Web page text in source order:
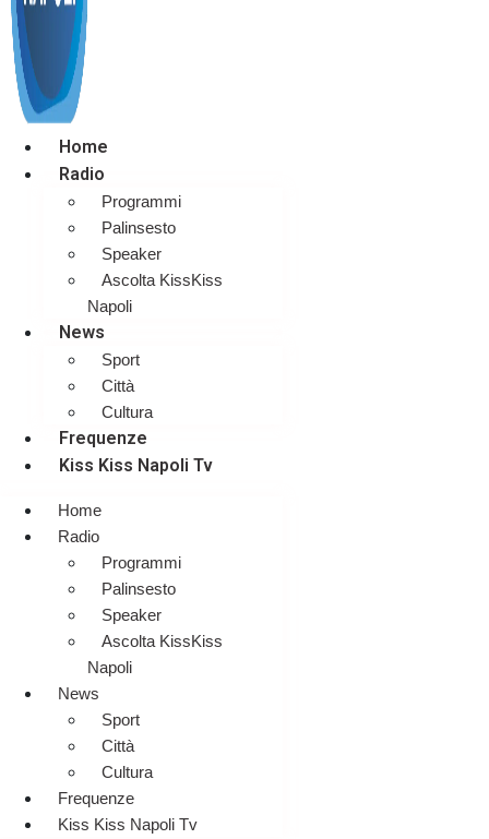
Home
Radio
Programmi
Palinsesto
Speaker
Ascolta KissKiss
Napoli
News
Sport
Città
Cultura
Frequenze
Kiss Kiss Napoli Tv
Home
Radio
Programmi
Palinsesto
Speaker
Ascolta KissKiss
Napoli
News
Sport
Città
Cultura
Frequenze
Kiss Kiss Napoli Tv